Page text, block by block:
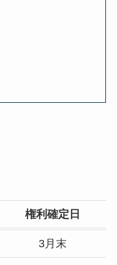
権利確定日
3月末